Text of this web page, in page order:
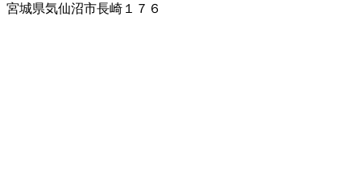
宮城県気仙沼市長崎１７６